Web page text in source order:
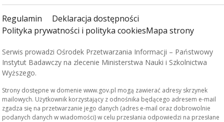
Regulamin
Deklaracja dostępności
Polityka prywatności i polityka cookiesMapa strony
Serwis prowadzi Ośrodek Przetwarzania Informacji – Państwowy
Instytut Badawczy na zlecenie Ministerstwa Nauki i Szkolnictwa
Wyższego.
Strony dostępne w domenie www.gov.pl mogą zawierać adresy skrzynek
mailowych. Użytkownik korzystający z odnośnika będącego adresem e-mail
zgadza się na przetwarzanie jego danych (adres e-mail oraz dobrowolnie
podanych danych w wiadomości) w celu przesłania odpowiedzi na przesłane